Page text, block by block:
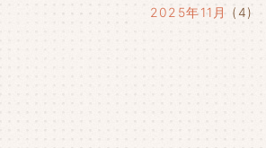
2025年11月
(4)
2025年6月